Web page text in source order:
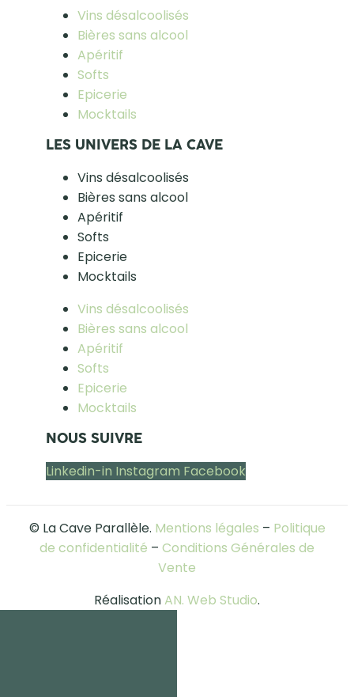
Vins désalcoolisés
Bières sans alcool
Apéritif
Softs
Epicerie
Mocktails
LES UNIVERS DE LA CAVE
Vins désalcoolisés
Bières sans alcool
Apéritif
Softs
Epicerie
Mocktails
Vins désalcoolisés
Bières sans alcool
Apéritif
Softs
Epicerie
Mocktails
NOUS SUIVRE
Linkedin-in Instagram Facebook
© La Cave Parallèle. Mentions légales – Politique
de confidentialité – Conditions Générales de
Vente
RéalisationAN. Web Studio.